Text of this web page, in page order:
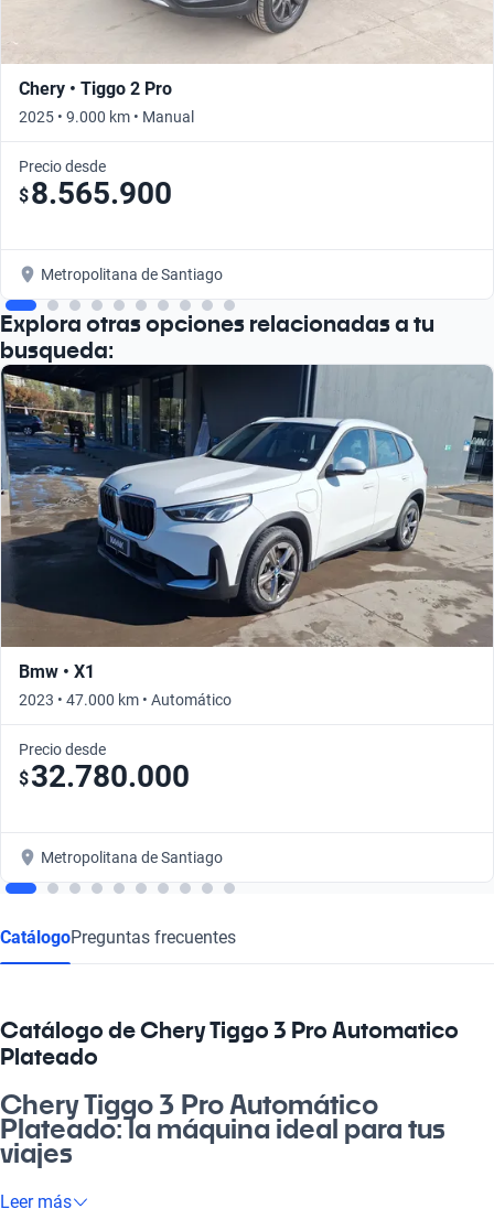
Chery • Tiggo 2 Pro
2025 • 9.000 km • Manual
Precio desde
$8.565.900
Metropolitana de Santiago
Explora otras opciones relacionadas a tu
busqueda:
Bmw • X1
2023 • 47.000 km • Automático
Precio desde
$32.780.000
Metropolitana de Santiago
CatálogoPreguntas frecuentes
Catálogo de Chery Tiggo 3 Pro Automatico
Plateado
Chery Tiggo 3 Pro Automático
Plateado: la máquina ideal para tus
viajes
¿Cachai la sensación de libertad que te da manejar un auto que
Leer más